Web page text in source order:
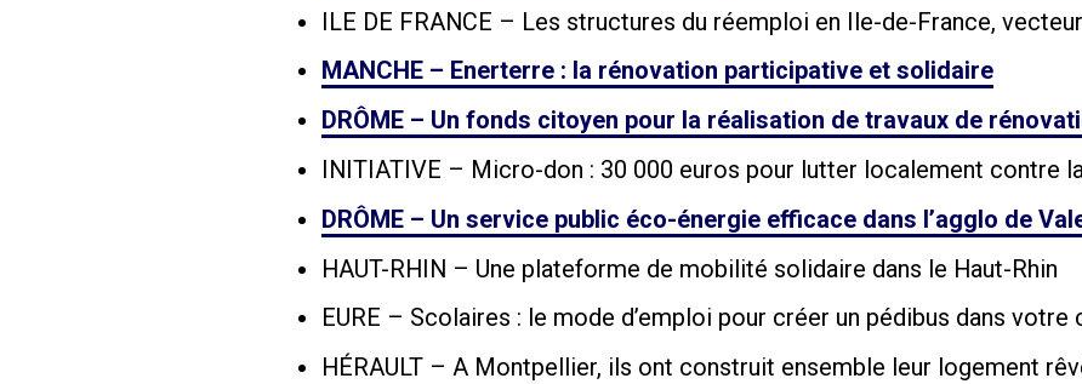
ILE DE FRANCE – Les structures du réemploi en Ile-de-France,
MANCHE – Enerterre : la rénovation participative et solidaire
DRÔME – Un fonds citoyen pour la réalisation de travaux de
INITIATIVE – Micro-don : 30 000 euros pour lutter localement contre
DRÔME – Un service public éco-énergie efficace dans l’agglo de
HAUT-RHIN – Une plateforme de mobilité solidaire dans le Haut-Rhin
EURE – Scolaires : le mode d’emploi pour créer un pédibus dans votre
HÉRAULT – A Montpellier, ils ont construit ensemble leur logement